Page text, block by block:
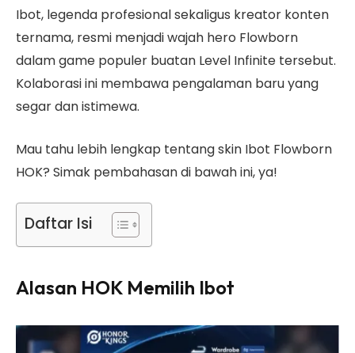
Ibot, legenda profesional sekaligus kreator konten
ternama, resmi menjadi wajah hero Flowborn
dalam game populer buatan Level Infinite tersebut.
Kolaborasi ini membawa pengalaman baru yang
segar dan istimewa.
Mau tahu lebih lengkap tentang skin Ibot Flowborn
HOK? Simak pembahasan di bawah ini, ya!
Daftar Isi
Alasan HOK Memilih Ibot